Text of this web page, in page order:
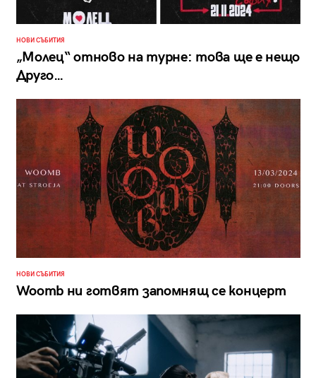
НОВИ СЪБИТИЯ
„Молец“ отново на турне: това ще е нещо
Друго…
НОВИ СЪБИТИЯ
Woomb ни готвят запомнящ се концерт